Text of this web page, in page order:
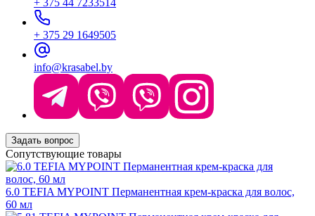
+ 375 29 1649505
info@krasabel.by
Задать вопрос
Сопутствующие товары
6.0 TEFIA MYPOINT Перманентная крем-краска для волос,
60 мл